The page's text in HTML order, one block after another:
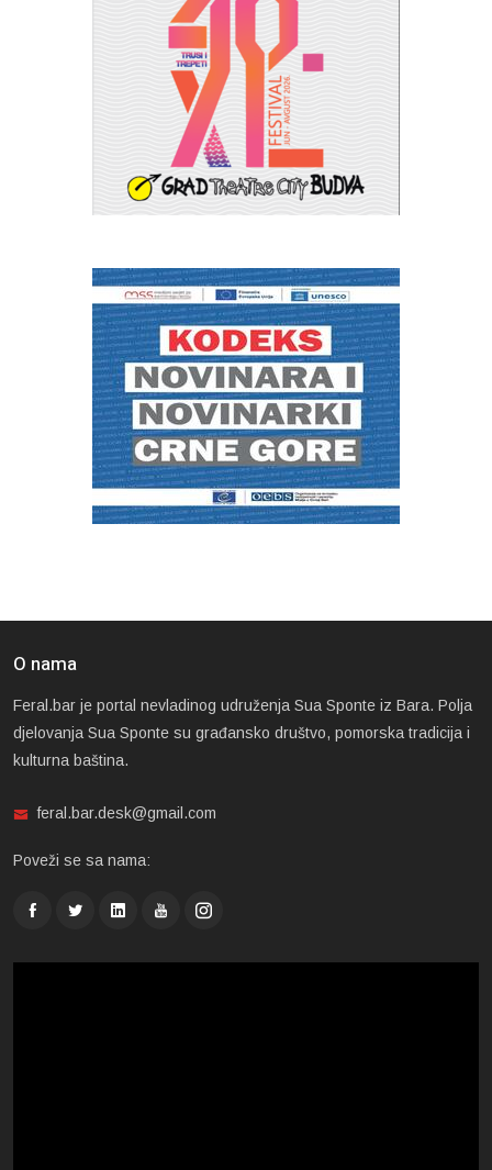
O nama
Feral.bar je portal nevladinog udruženja Sua Sponte iz Bara. Polja
djelovanja Sua Sponte su građansko društvo, pomorska tradicija i
kulturna baština.
feral.bar.desk@gmail.com
Poveži se sa nama: